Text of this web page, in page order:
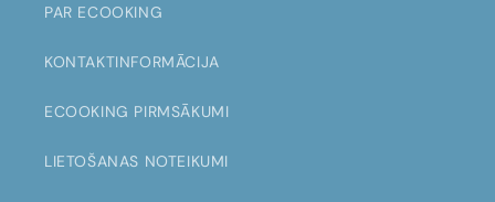
PAR ECOOKING
KONTAKTINFORMĀCIJA
ECOOKING PIRMSĀKUMI
LIETOŠANAS NOTEIKUMI